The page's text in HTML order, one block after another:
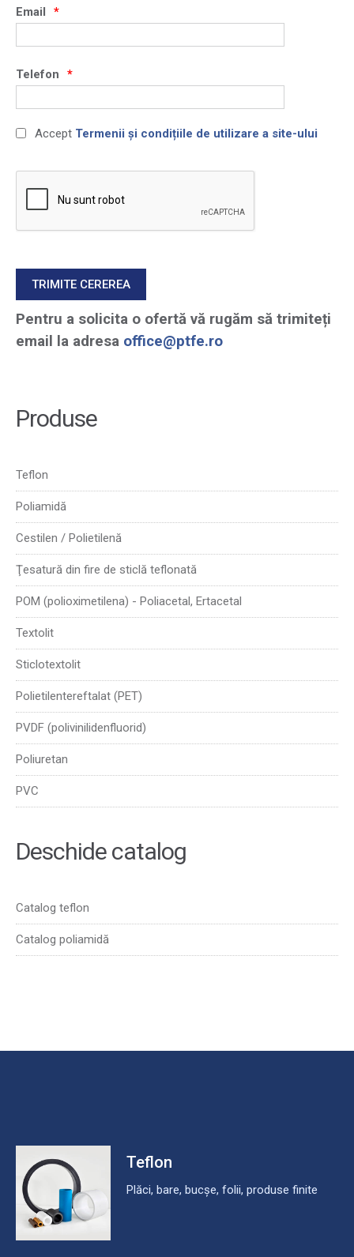
Email
Telefon
Accept Termenii și condițiile de utilizare a site-ului
Pentru a solicita o ofertă vă rugăm să trimiteți
email la adresa office@ptfe.ro
Produse
Teflon
Poliamidă
Cestilen / Polietilenă
Ţesatură din fire de sticlă teflonată
POM (polioximetilena) - Poliacetal, Ertacetal
Textolit
Sticlotextolit
Polietilentereftalat (PET)
PVDF (polivinilidenfluorid)
Poliuretan
PVC
Deschide catalog
Catalog teflon
Catalog poliamidă
Teflon
Plăci, bare, bucșe, folii, produse finite